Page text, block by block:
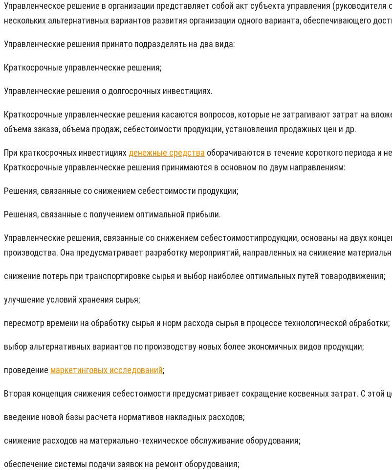
Управленческое решение в организации представляет собой акт субъекта управления
нескольких альтернативных вариантов развития организации одного варианта, обеспечивающего
Управленческие решения принято подразделять на два вида:
Краткосрочные управленческие решения;
Управленческие решения о долгосрочных инвестициях.
Краткосрочные управленческие решения касаются вопросов, которые не затрагивают затрат на
объема заказа, объема продаж, себестоимости продукции, установления продажных цен и др.
При краткосрочных инвестициях денежные средства оборачиваются в течение короткого периода и
Краткосрочные управленческие решения принимаются в основном по двум направлениям:
Решения, связанные со снижением себестоимости продукции;
Решения, связанные с получением оптимальной прибыли.
Управленческие решения, связанные со снижением себестоимостипродукции, основаны на двух
производства. Она предусматривает разработку мероприятий, направленных на снижение
снижение потерь при транспортировке сырья и выбор наиболее оптимальных путей товародвижения;
улучшение условий хранения сырья;
пересмотр времени на обработку сырья и норм расхода сырья в процессе технологической обработки;
выбор альтернативных вариантов по производству новых более экономичных видов продукции;
проведение маркетинговых исследований;
Вторая концепция снижения себестоимости предусматривает сокращение косвенных затрат. С
введение новой базы расчета нормативов накладных расходов;
снижение расходов на материально-техническое обслуживание оборудования;
обеспечение системы подачи заявок на ремонт оборудования;